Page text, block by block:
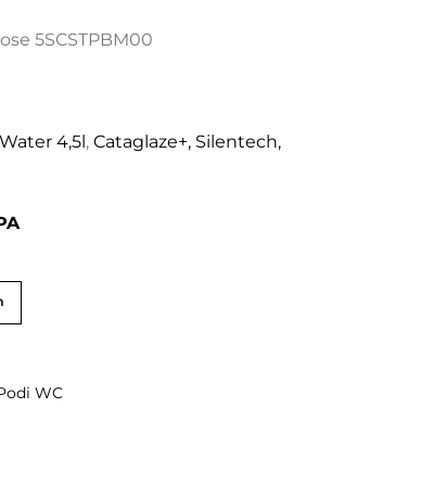
5SCSTPBM00
4,5l,Cataglaze+, Silentech,
WC